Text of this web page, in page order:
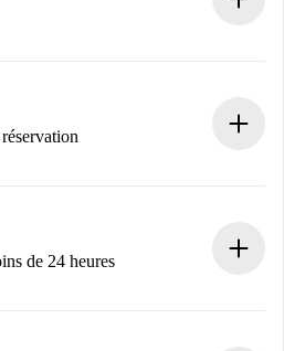
de toutes les informations
rien tant que le propriétaire
de 24 heures